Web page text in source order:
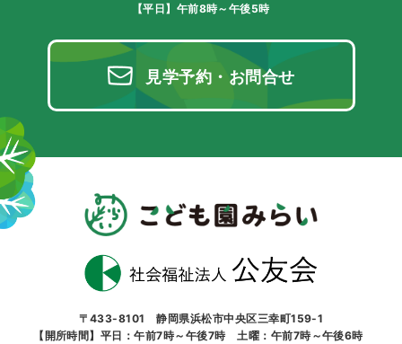
【平日】午前8時～午後5時
見学予約・お問合せ
〒433-8101 静岡県浜松市中央区三幸町159-1
【開所時間】平日：午前7時～午後7時 土曜：午前7時～午後6時